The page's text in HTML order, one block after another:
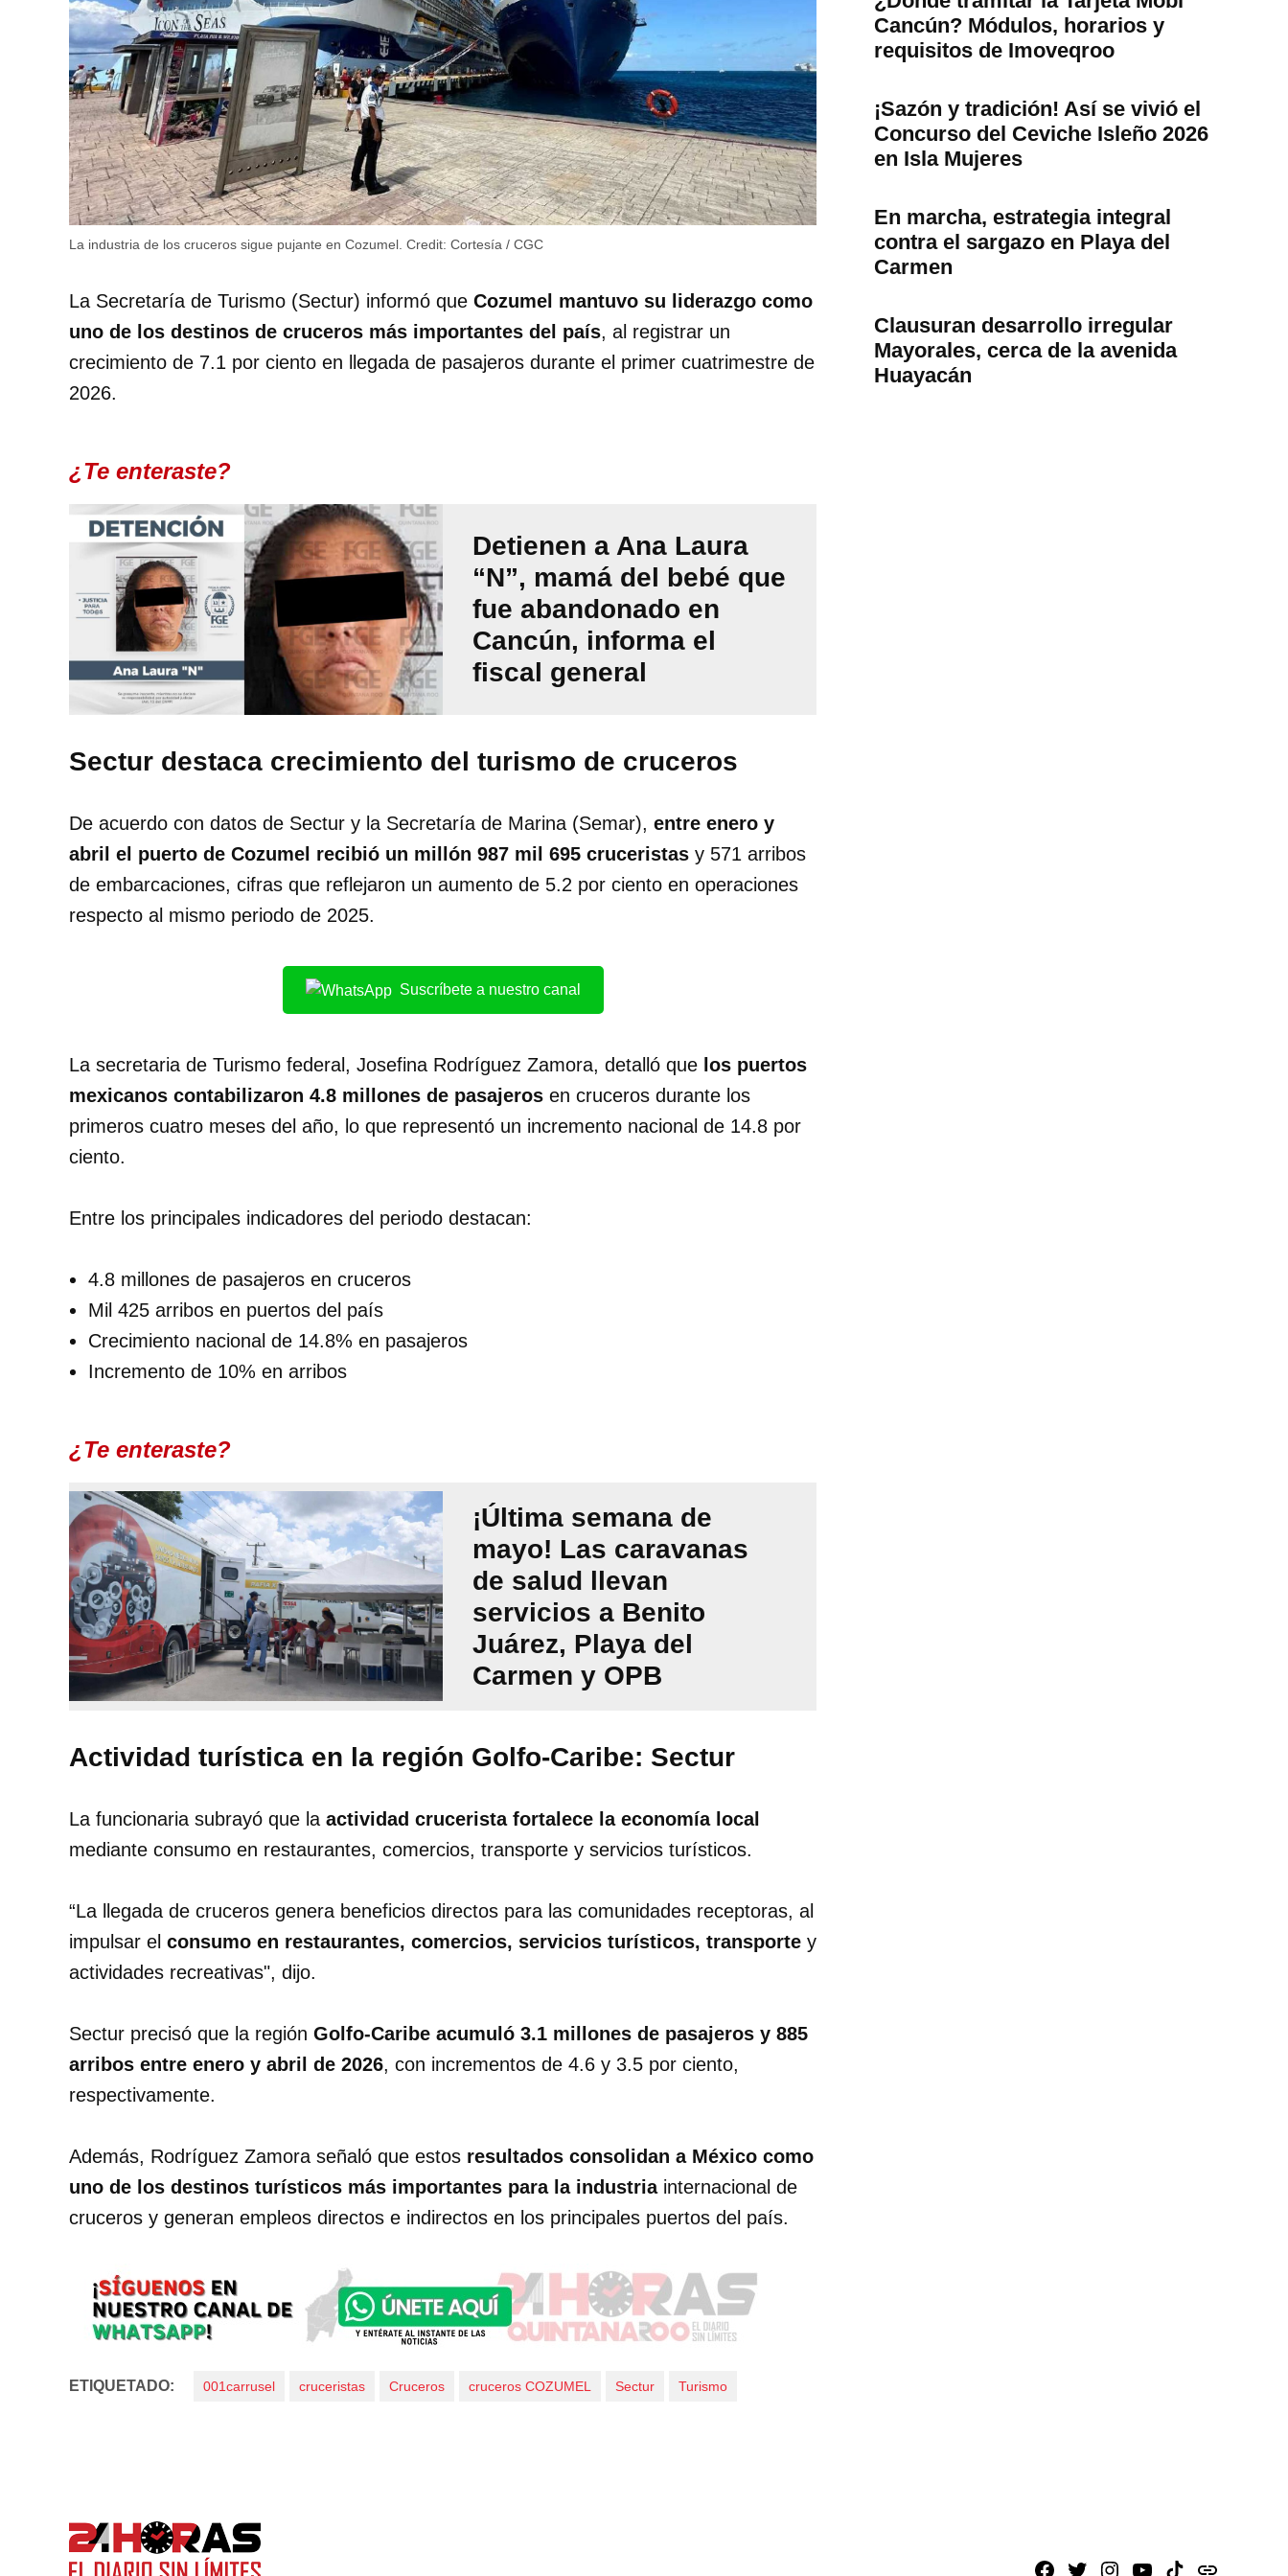
La industria de los cruceros sigue pujante en Cozumel. Credit: Cortesía / CGC
La Secretaría de Turismo (Sectur) informó que Cozumel mantuvo su liderazgo como
uno de los destinos de cruceros más importantes del país, al registrar un
crecimiento de 7.1 por ciento en llegada de pasajeros durante el primer cuatrimestre de
2026.
¿Te enteraste?
Detienen a Ana Laura
“N”, mamá del bebé que
fue abandonado en
Cancún, informa el
fiscal general
Sectur destaca crecimiento del turismo de cruceros
De acuerdo con datos de Sectur y la Secretaría de Marina (Semar), entre enero y
abril el puerto de Cozumel recibió un millón 987 mil 695 cruceristas y 571 arribos
de embarcaciones, cifras que reflejaron un aumento de 5.2 por ciento en operaciones
respecto al mismo periodo de 2025.
Suscríbete a nuestro canal
La secretaria de Turismo federal, Josefina Rodríguez Zamora, detalló que los puertos
mexicanos contabilizaron 4.8 millones de pasajeros en cruceros durante los
primeros cuatro meses del año, lo que representó un incremento nacional de 14.8 por
ciento.
Entre los principales indicadores del periodo destacan:
4.8 millones de pasajeros en cruceros
Mil 425 arribos en puertos del país
Crecimiento nacional de 14.8% en pasajeros
Incremento de 10% en arribos
¿Te enteraste?
¡Última semana de
mayo! Las caravanas
de salud llevan
servicios a Benito
Juárez, Playa del
Carmen y OPB
Actividad turística en la región Golfo-Caribe: Sectur
La funcionaria subrayó que la actividad crucerista fortalece la economía local
mediante consumo en restaurantes, comercios, transporte y servicios turísticos.
“La llegada de cruceros genera beneficios directos para las comunidades receptoras, al
impulsar el consumo en restaurantes, comercios, servicios turísticos, transporte y
actividades recreativas", dijo.
Sectur precisó que la región Golfo-Caribe acumuló 3.1 millones de pasajeros y 885
arribos entre enero y abril de 2026, con incrementos de 4.6 y 3.5 por ciento,
respectivamente.
Además, Rodríguez Zamora señaló que estos resultados consolidan a México como
uno de los destinos turísticos más importantes para la industriainternacional de
cruceros y generan empleos directos e indirectos en los principales puertos del país.
ETIQUETADO: 001carrusel cruceristas Cruceros cruceros COZUMEL Sectur Turismo
Cancún? Módulos, horarios y
requisitos de Imoveqroo
¡Sazón y tradición! Así se vivió el
Concurso del Ceviche Isleño 2026
en Isla Mujeres
En marcha, estrategia integral
contra el sargazo en Playa del
Carmen
Clausuran desarrollo irregular
Mayorales, cerca de la avenida
Huayacán